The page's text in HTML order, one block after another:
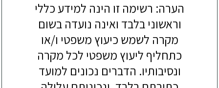
הערה: רשימה זו הינה למידע כללי
וראשוני בלבד ואינה נועדה בשום
מקרה לשמש כיעוץ משפטי ו/או
כתחליף ליעוץ משפטי לכל מקרה
ונסיבותיו. הדברים נכונים למועד